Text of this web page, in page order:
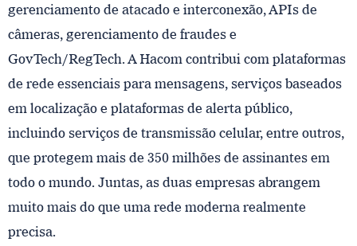
gerenciamento de atacado e interconexão, APIs de
câmeras, gerenciamento de fraudes e
GovTech/RegTech. A Hacom contribui com plataformas
de rede essenciais para mensagens, serviços baseados
em localização e plataformas de alerta público,
incluindo serviços de transmissão celular, entre outros,
que protegem mais de 350 milhões de assinantes em
todo o mundo. Juntas, as duas empresas abrangem
muito mais do que uma rede moderna realmente
precisa.